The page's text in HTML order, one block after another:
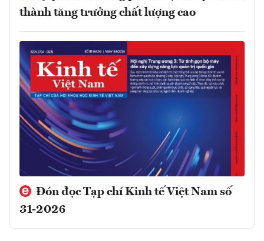
thành tăng trưởng chất lượng cao
Đón đọc Tạp chí Kinh tế Việt Nam số
31-2026